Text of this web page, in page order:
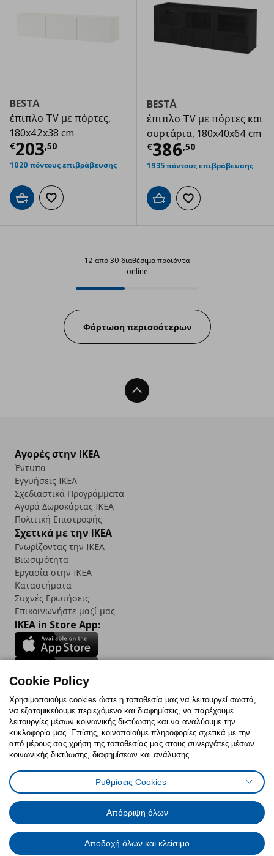
BESTÅ
έπιπλο TV με πόρτες,
180x42x38 cm
€203,50
Τρέχουσα τιμή € 203,50
1020 πόντους επιβράβευσης
Προσθήκη στο καλάθι
Προσθήκη στα αγαπημένα
BESTÅ
έπιπλο TV με πόρτες και
συρτάρια, 180x40x64 cm
€386,50
Τρέχουσα
1935 πόντους επιβράβευσης
Προσθήκη στο καλάθι
Προσθήκη στα
12 από 30 διαθέσιμα προϊόντα
online
12 από 30 διαθέσιμα προϊόντα
Progress:
Φόρτωση περισσότερων
Back To Top
Αγορές στην IKEA
Έντυπα
Εγγυήσεις IKEA
Σχεδιαστικά Προγράμματα
Αγορά Δωρoκάρτας IKEA
Πολιτική Επιστροφής
Σχετικά με την IKEA
Γνωρίζοντας την IKEA
Βιωσιμότητα
Εργασία στην IKEA
Καταστήματα
Συχνές Ερωτήσεις
Επικοινωνήστε μαζί μας
IKEA in Store App:
Follow us:
FacebookInstagram
TikTokYoutubePinterestTwitter
Πολιτική CookiesΔήλωση ψηφιακής προσβασιμότητας
Έντυπο Επιστροφής / ΑκύρωσηςΡυθμίσεις cookiesΌροι Χρήσης
Γενική Πολιτική Προσωπικών Δεδομένων
Πολιτική Προσωπικών Δεδομένων για IKEA.com.cy
Cookie Policy
Χρησιμοποιούμε cookies ώστε η τοποθεσία μας να λειτουργεί σωστά,
να εξατομικεύουμε περιεχόμενο και διαφημίσεις, να παρέχουμε
λειτουργίες μέσων κοινωνικής δικτύωσης και να αναλύουμε την
κυκλοφορία μας. Επίσης, κοινοποιούμε πληροφορίες σχετικά με την
από μέρους σας χρήση της τοποθεσίας μας στους συνεργάτες μέσων
κοινωνικής δικτύωσης, διαφημίσεων και ανάλυσης.
Ρυθμίσεις Cookies
Απόρριψη όλων
Αποδοχή όλων και κλείσιμο